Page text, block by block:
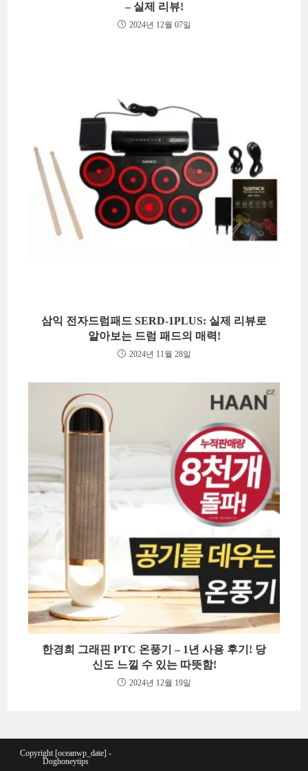
– 실제 리뷰!
2024년 12월 07일
삼익 전자드럼패드 SERD-1PLUS: 실제 리뷰로
알아보는 드럼 패드의 매력!
2024년 11월 28일
한경희 그래핀 PTC 온풍기 – 1년 사용 후기! 당
신도 느낄 수 있는 따뜻함!
2024년 12월 19일
Copyright [oceanwp_date] -
Doghoneytips